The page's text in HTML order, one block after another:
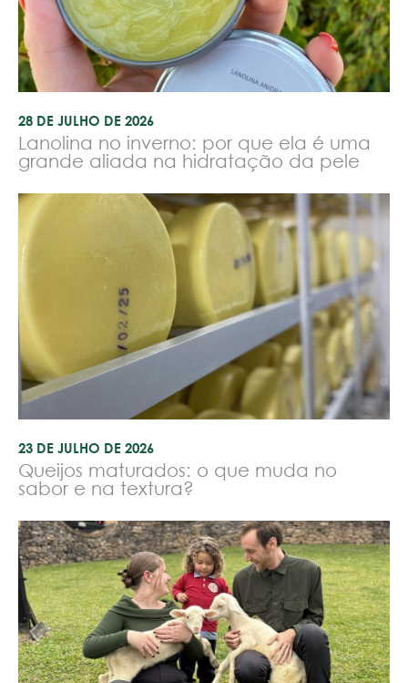
28 DE JULHO DE 2026
Lanolina no inverno: por que ela é uma
grande aliada na hidratação da pele
23 DE JULHO DE 2026
Queijos maturados: o que muda no
sabor e na textura?